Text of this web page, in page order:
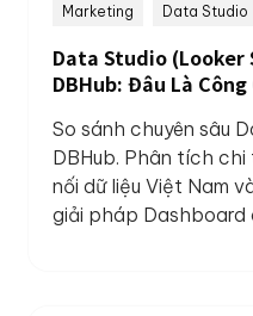
Marketing Data Studio
Data Studio (Looker
DBHub: Đâu Là
So sánh chuyên sâu
DBHub. Phân tích
nối dữ liệu Việt Nam
giải pháp Dashboard